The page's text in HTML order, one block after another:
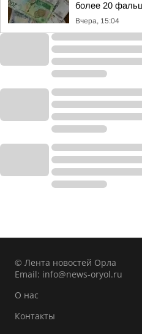
более 20
Вчера, 15:04
© Лента новостей Орла
Email: info@news-oryol.ru
О нас
Контакты